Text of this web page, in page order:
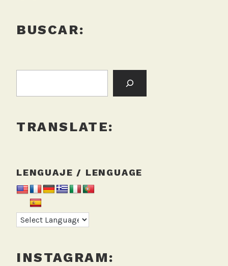
BUSCAR:
TRANSLATE:
LENGUAJE / LENGUAGE
INSTAGRAM: